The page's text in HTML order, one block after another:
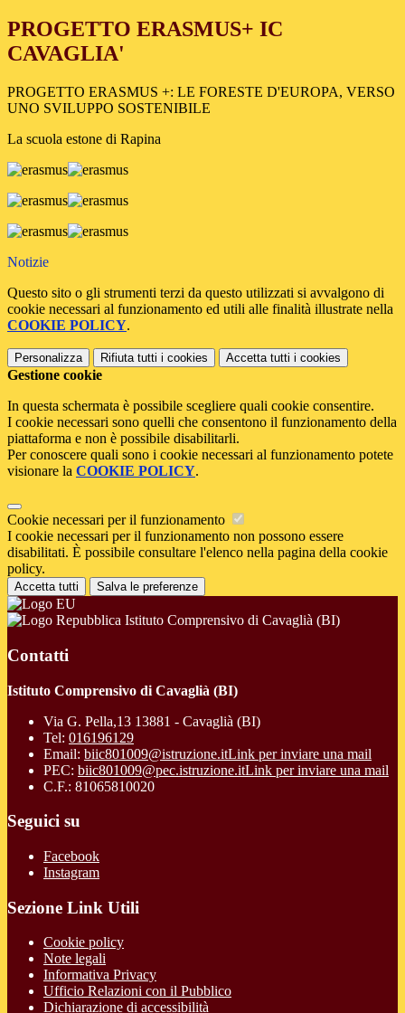
PROGETTO ERASMUS+ IC
CAVAGLIA'
PROGETTO ERASMUS +: LE FORESTE D'EUROPA, VERSO
UNO SVILUPPO SOSTENIBILE
La scuola estone di Rapina
Notizie
Questo sito o gli strumenti terzi da questo utilizzati si avvalgono di
cookie necessari al funzionamento ed utili alle finalità illustrate nella
COOKIE POLICY.
Personalizza Rifiuta tutti i cookies Accetta tutti i cookies
Gestione cookie
In questa schermata è possibile scegliere quali cookie consentire.
I cookie necessari sono quelli che consentono il funzionamento della
piattaforma e non è possibile disabilitarli.
Per conoscere quali sono i cookie necessari al funzionamento potete
visionare la COOKIE POLICY.
Cookie necessari per il funzionamento
I cookie necessari per il funzionamento non possono essere
disabilitati. È possibile consultare l'elenco nella pagina della cookie
policy.
Accetta tutti Salva le preferenze
Istituto Comprensivo di Cavaglià (BI)
Contatti
Istituto Comprensivo di Cavaglià (BI)
Via G. Pella,13 13881 - Cavaglià (BI)
Tel: 016196129
Email: biic801009@istruzione.itLink per inviare una mail
PEC: biic801009@pec.istruzione.itLink per inviare una mail
C.F.: 81065810020
Seguici su
Facebook
Instagram
Sezione Link Utili
Cookie policy
Note legali
Informativa Privacy
Ufficio Relazioni con il Pubblico
Dichiarazione di accessibilità